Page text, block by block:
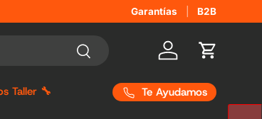
Garantías B2B
Buscar
Iniciar sesión
Carrito
Taller 🔧
Te Ayudamos